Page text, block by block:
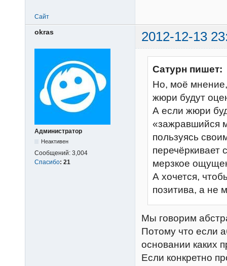
Сайт
okras 2012-12-13
Администратор
Неактивен
Сообщений: 3,004
Спасибо: 21
Сатурн пишет:
Но, моё
жюри будут
А если жюри
«зажравшийся
пользуясь
перечёркивает
мерзкое
А хочется,
позитива, а не
Мы говорим
Потому что если
основании каких
Если конкретно